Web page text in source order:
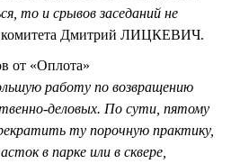
то и срывов заседаний не
комитета Дмитрий ЛИЦКЕВИЧ.
от «Оплота»
работу по возвращению
деловых. По сути, пятому
ту порочную практику,
в парке или в сквере,